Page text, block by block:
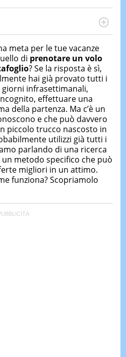
DI
e processi di
nel campo della ricerca, in
contemporanea di America
con numerose testate ed
Culturale "La
meta per le tue vacanze
di prenotare un volo
? Se la risposta è sì,
hai già provato tutti i
infrasettimanali,
effettuare una
della partenza. Ma c’è un
e che può davvero
piccolo trucco nascosto in
utilizzi già tutti i
parlando di una ricerca
metodo specifico che può
migliori in un attimo.
funziona? Scopriamolo